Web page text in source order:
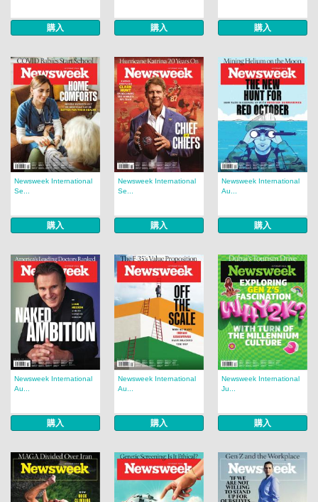
購入 購入 購入
Newsweek International
Se...
購入
Newsweek International
Se...
購入
Newsweek International
Au...
購入
Newsweek International
Au...
購入
Newsweek International
Au...
購入
Newsweek International
Ju...
購入